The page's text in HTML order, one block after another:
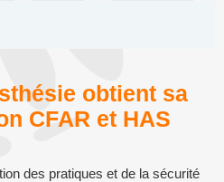
obtient sa
CFAR et HAS
des pratiques et de la sécurité